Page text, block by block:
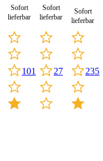
Sofort
lieferbar
101
Sofort
lieferbar
27
Sofort
lieferbar
235